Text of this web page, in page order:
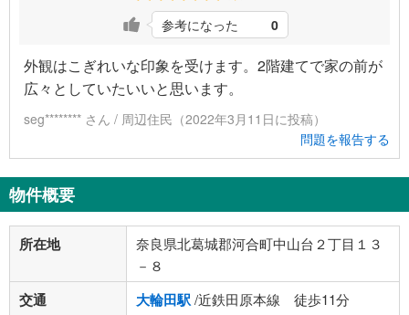
参考になった 0
外観はこぎれいな印象を受けます。2階建てで家の前が
広々としていたいいと思います。
seg******** さん / 周辺住民（2022年3月11日に投稿）
問題を報告する
物件概要
所在地
奈良県北葛城郡河合町中山台２丁目１３
－８
交通 大輪田駅/近鉄田原本線 徒歩11分